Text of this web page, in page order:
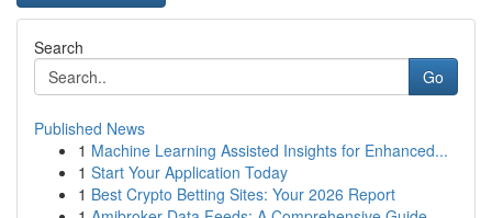
Search
Go
Published News
1 Machine Learning Assisted Insights for Enhanced...
1 Start Your Application Today
1 Best Crypto Betting Sites: Your 2026 Report